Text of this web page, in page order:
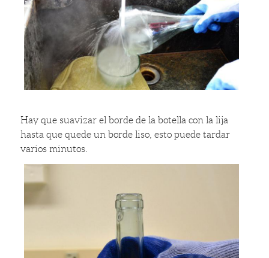
Hay que suavizar el borde de la botella con la lija
hasta que quede un borde liso, esto puede tardar
varios minutos.